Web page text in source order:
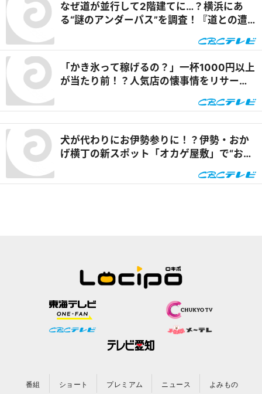
なぜ道が並行して2階建てに…？横浜にあ
る“謎のアンダーパス”を調査！『道との遭
「かき氷って稼げるの？」一杯1000円以上
が当たり前！？人気店の懐事情をリサーチ
犬が代わりにお伊勢参りに！？伊勢・おか
げ横丁の新スポット「オカゲ屋敷」で“おか
番組 ショート プレミアム ニュース よみもの